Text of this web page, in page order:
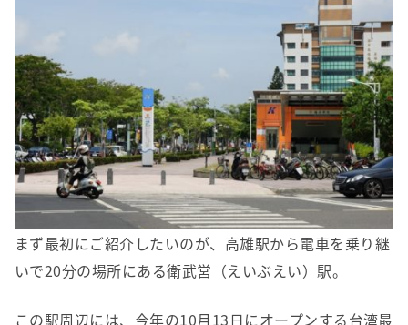
まず最初にご紹介したいのが、高雄駅から電車を乗り継
いで20分の場所にある衛武営（えいぶえい）駅。
この駅周辺には、今年の10月13日にオープンする台湾最